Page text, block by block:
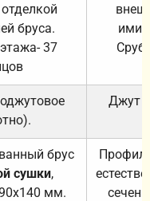
бруса.
37
Сруб
Джут
брус
сушки,
мм.